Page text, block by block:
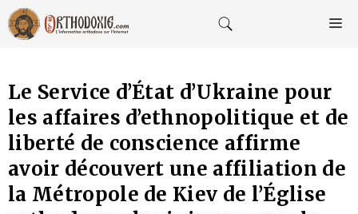
Aller
au
contenu
Le Service d’État d’Ukraine pour
les affaires d’ethnopolitique et de
liberté de conscience affirme
avoir découvert une affiliation de
la Métropole de Kiev de l’Église